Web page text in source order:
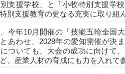
支援学校」と「小牧特別支援学
別支援教育の更なる充実に取り組
今年10月開催の「技能五輪全国
あわせ、2028年の愛知開催が決
ついても、大会の成功に向けて
、産業人材の育成にも力を入れて